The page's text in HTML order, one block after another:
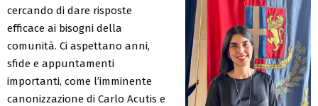
cercando di dare risposte
efficace ai bisogni della
comunità. Ci aspettano anni,
sfide e appuntamenti
importanti, come l’imminente
canonizzazione di Carlo Acutis e